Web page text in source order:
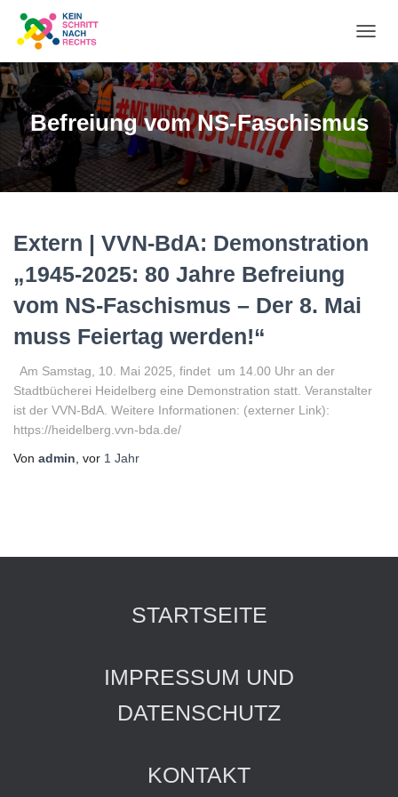
Befreiung vom NS-Faschismus
Extern | VVN-BdA: Demonstration
„1945-2025: 80 Jahre Befreiung
vom NS-Faschismus – Der 8. Mai
muss Feiertag werden!“
Am Samstag, 10. Mai 2025, findet um 14.00 Uhr an der
Stadtbücherei Heidelberg eine Demonstration statt. Veranstalter
ist der VVN-BdA. Weitere Informationen: (externer Link):
https://heidelberg.vvn-bda.de/
Von admin , vor 1 Jahr
STARTSEITE
IMPRESSUM UND
DATENSCHUTZ
KONTAKT